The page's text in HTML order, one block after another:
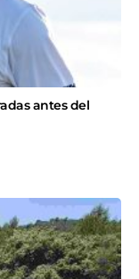
antes del